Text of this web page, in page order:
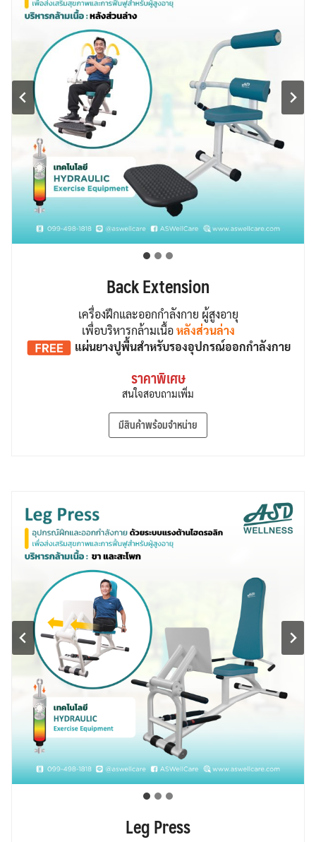
Back Extension
เครื่องฝึกและออกกำลังกาย ผู้สูงอายุ
เพื่อบริหารกล้ามเนื้อหลังส่วนล่าง
แผ่นยางปูพื้นสำหรับรองอุปกรณ์ออกกำลังกาย
ราคาพิเศษ
สนใจสอบถามเพิ่ม
มีสินค้าพร้อมจำหน่าย
Leg Press